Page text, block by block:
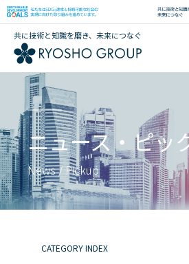
共に技術と知識を磨き、未来につなぐ
ニュース・ピッ
News / Pickup
CATEGORY INDEX